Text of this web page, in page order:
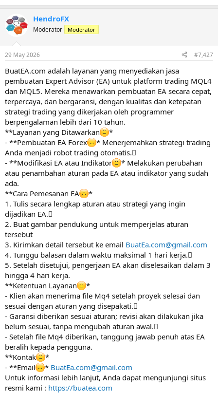
HendroFX
Moderator Moderator
29 May 2026 #7,427
BuatEA.com adalah layanan yang menyediakan jasa
pembuatan Expert Advisor (EA) untuk platform trading MQL4
dan MQL5. Mereka menawarkan pembuatan EA secara cepat,
terpercaya, dan bergaransi, dengan kualitas dan ketepatan
strategi trading yang dikerjakan oleh programmer
berpengalaman lebih dari 10 tahun.
**Layanan yang Ditawarkan
*
- **Pembuatan EA Forex
* Menerjemahkan strategi trading
Anda menjadi robot trading otomatis.
- **Modifikasi EA atau Indikator
* Melakukan perubahan
atau penambahan aturan pada EA atau indikator yang sudah
ada.
**Cara Pemesanan EA
*
1. Tulis secara lengkap aturan atau strategi yang ingin
dijadikan EA.
2. Buat gambar pendukung untuk memperjelas aturan
tersebut
3. Kirimkan detail tersebut ke email BuatEa.com@gmail.com
4. Tunggu balasan dalam waktu maksimal 1 hari kerja.
5. Setelah disetujui, pengerjaan EA akan diselesaikan dalam 3
hingga 4 hari kerja.
**Ketentuan Layanan
*
- Klien akan menerima file Mq4 setelah proyek selesai dan
sesuai dengan aturan yang disepakati.
- Garansi diberikan sesuai aturan; revisi akan dilakukan jika
belum sesuai, tanpa mengubah aturan awal.
- Setelah file Mq4 diberikan, tanggung jawab penuh atas EA
beralih kepada pengguna.
**Kontak
*
- **Email
* BuatEa.com@gmail.com
Untuk informasi lebih lanjut, Anda dapat mengunjungi situs
resmi kami : https://buatea.com